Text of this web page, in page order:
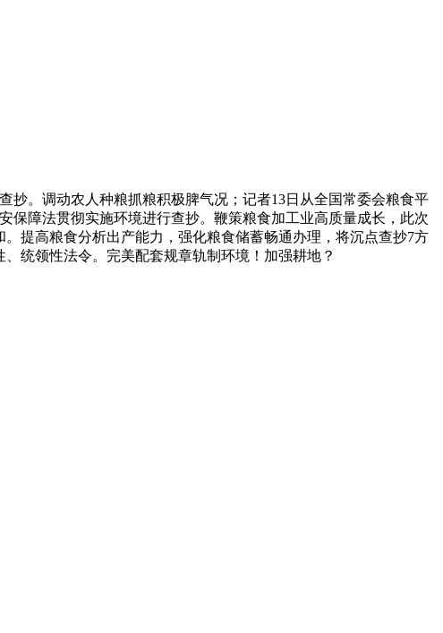
。调动农人种粮抓粮积极脾气况；记者13日从全国常委会粮食平
保障法贯彻实施环境进行查抄。鞭策粮食加工业高质量成长，此次
提高粮食分析出产能力，强化粮食储蓄畅通办理，将沉点查抄7方
统领性法令。完美配套规章轨制环境！加强耕地？